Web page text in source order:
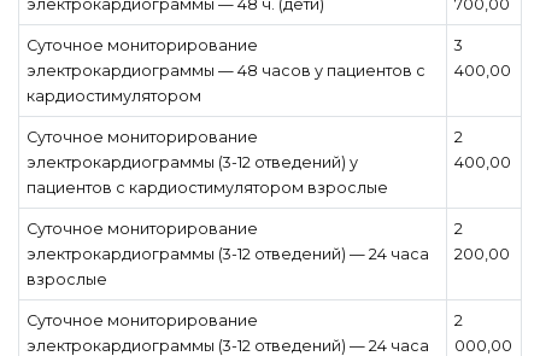
электрокардиограммы — 48 ч. (дети)
700,00
Суточное мониторирование
электрокардиограммы — 48 часов у пациентов с
кардиостимулятором
3
400,00
Суточное мониторирование
электрокардиограммы (3-12 отведений) у
пациентов с кардиостимулятором взрослые
2
400,00
Суточное мониторирование
электрокардиограммы (3-12 отведений) — 24 часа
взрослые
2
200,00
Суточное мониторирование
электрокардиограммы (3-12 отведений) — 24 часа
2
000,00